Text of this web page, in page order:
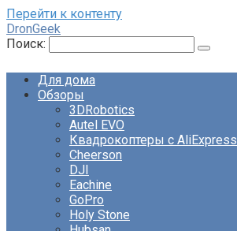
Перейти к контенту
DronGeek
Поиск:
Для дома
Обзоры
3DRobotics
Autel EVO
Квадрокоптеры с AliExpress
Cheerson
DJI
Eachine
GoPro
Holy Stone